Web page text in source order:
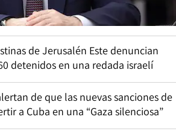
de Jerusalén Este denuncian
detenidos en una redada israelí
de que las nuevas sanciones de
a Cuba en una “Gaza silenciosa”